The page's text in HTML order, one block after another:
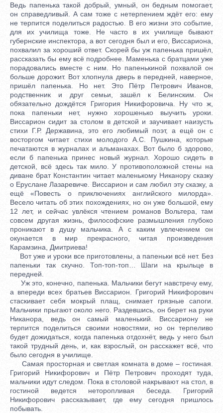
Ведь папенька такой добрый, умный, он бедным помогает,
он справедливый. А сам тоже с нетерпением ждёт его: ему
не терпится поделиться радостью. В его жизни это событие,
для их училища тоже. Не часто в их училище бывают
губернские инспектора, а вот сегодня был и его, Виссариона,
похвалил за хороший ответ. Скорей бы уж папенька пришёл,
рассказать бы ему всё подробнее. Маменька с братцами уже
порадовались вместе с ним. Но папенькиной похвалой он
больше дорожит. Вот хлопнула дверь в передней, наверное,
пришёл папенька. Но нет. Это Пётр Петрович Иванов,
родственник и друг семьи, зашёл к Белинским. Он
обязательно дождётся Григория Никифоровича. Ну что ж,
пока папеньки нет, нужно хорошенько выучить уроки.
Виссарион сидит за столом в детской и заучивает наизусть
стихи Г.Р. Державина, это его любимый поэт, а ещё он с
восторгом читает стихи молодого А.С. Пушкина, которые
печатаются в журналах и альманахах. Вот было б здорово,
если б папенька принес новый журнал. Хорошо сидеть в
детской, всё здесь так мило. У противоположной стены на
диване брат Константин читает маленькому Никанору сказку
о Еруслане Лазаревиче. Виссарион и сам любил эту сказку, а
ещё «Повесть о приключениях английского милорда».
Весело читать об этих похождениях, но он уже большой, ему
12 лет, и сейчас увлёкся чтением романов Вольтера, там
совсем другая жизнь, философские размышления глубоко
проникают в душу мальчика. А с каким увлечением он
окунается в мир прекрасного, читая произведения
Карамзина, Дмитриева!
Вот уже и уроки все приготовлены, а папеньки всё нет. Без
папеньки так скучно. Топ-топ-топ… Шаги на крыльце в
передней.
Уж это, конечно, папенька. Мальчики бегут навстречу ему,
а впереди всех братьев Виссарион. Григорий Никифорович
стаскивает себя мокрый плащ, снимает грязные сапоги.
Мальчики прыгают около него. Раздевшись, он берет на руки
Никанора, ведь он самый маленький. Виссариону не
терпится поделиться своими новостями, но он терпеливо
будет дожидаться, когда папенька отдохнёт, ведь у него был
такой трудный день, и, как взрослый, он расскажет всё, что
было сегодня в училище.
Самая просторная и светлая комната в доме – гостиная.
Григорий Никифорович и Пётр Петрович проходят туда,
мальчики идут следом. Пока в столовой накрывают на стол, в
гостиной ведется неторопливая беседа. Григорий
Никифорович рассказывает, где ему сегодня пришлось
побывать.